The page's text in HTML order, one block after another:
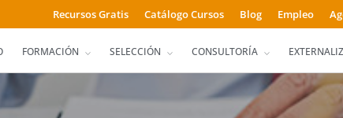
Recursos Gratis Catálogo Cursos Blog Empleo
FORMACIÓN SELECCIÓN CONSULTORÍA